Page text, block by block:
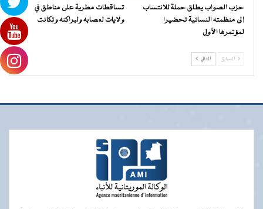
حزب الصواب يطلق حملة للانتساب
إلى منظمته النسائية تحضيرا
لمؤتمرها الأول
تساقطات مطرية على مناطق في
ولايات لعصابه ولبراكنه وتكانت
السابق التالي